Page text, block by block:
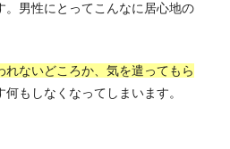
。男性にとってこんなに居心地の
ないどころか、気を遣ってもら
もしなくなってしまいます。